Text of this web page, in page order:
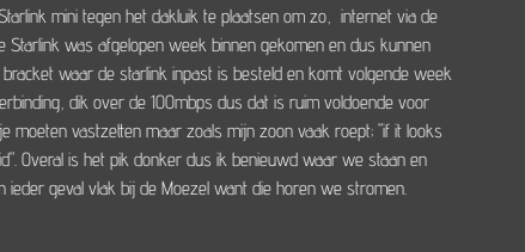
mini tegen het dakluik te plaatsen om zo, internet via de
Starlink was afgelopen week binnen gekomen en dus kunnen
waar de starlink inpast is besteld en komt volgende week
dik over de 100mbps dus dat is ruim voldoende voor
moeten vastzetten maar zoals mijn zoon vaak roept; "if it looks
Overal is het pik donker dus ik benieuwd waar we staan en
ieder geval vlak bij de Moezel want die horen we stromen.